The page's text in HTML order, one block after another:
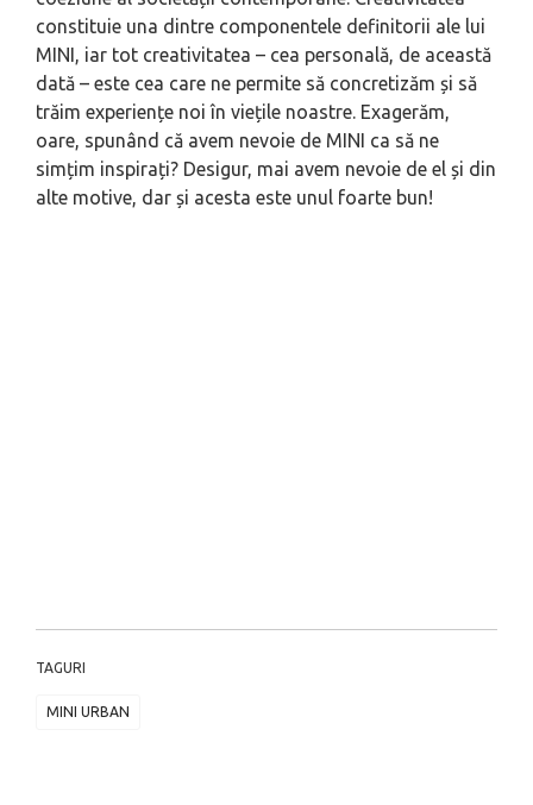
constituie una dintre componentele definitorii ale lui
MINI, iar tot creativitatea – cea personală, de această
dată – este cea care ne permite să concretizăm și să
trăim experiențe noi în viețile noastre. Exagerăm,
oare, spunând că avem nevoie de MINI ca să ne
simțim inspirați? Desigur, mai avem nevoie de el și din
alte motive, dar și acesta este unul foarte bun!
TAGURI
MINI URBAN